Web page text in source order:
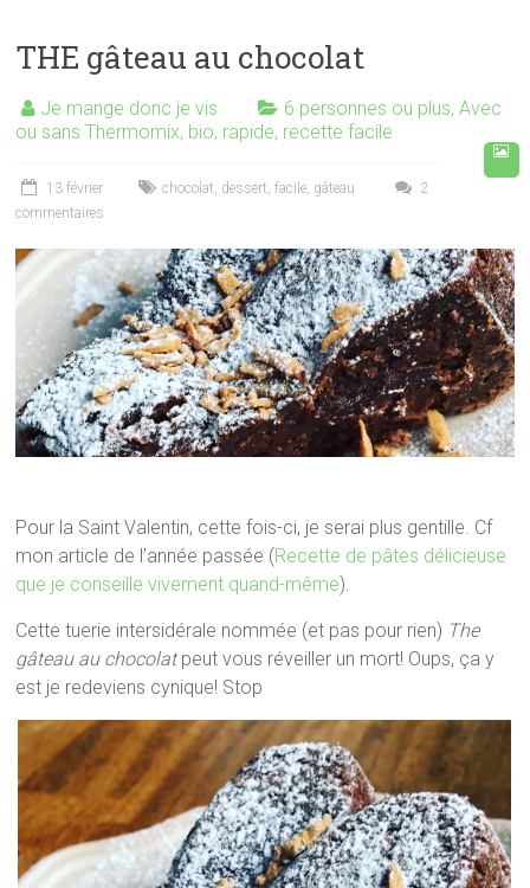
THE gâteau au chocolat
Je mange donc je vis 6 personnes ou plus,Avec
ou sans Thermomix, bio, rapide, recette facile
13 février chocolat, dessert,facile, gâteau
2
commentaires
Pour la Saint Valentin, cette fois-ci, je serai plus gentille. Cf
mon article de l’année passée (Recette de pâtes délicieuse
que je conseille vivement quand-même).
Cette tuerie intersidérale nommée (et pas pour rien) The
gâteau au chocolatpeut vous réveiller un mort! Oups, ça y
est je redeviens cynique! Stop